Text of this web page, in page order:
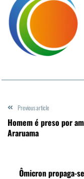
Previous article
Homem é preso por
Araruama
Ômicron propaga-